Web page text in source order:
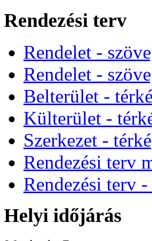
Rendezési terv
Rendelet -
Rendelet -
Belterület -
Külterület -
Szerkezet -
Rendezési terv
Rendezési terv
Helyi időjárás